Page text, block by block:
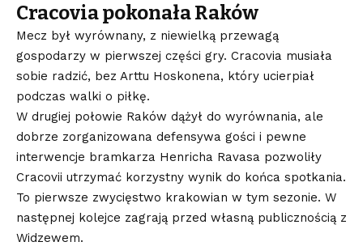
Cracovia pokonała Raków
Mecz był wyrównany, z niewielką przewagą
gospodarzy w pierwszej części gry. Cracovia musiała
sobie radzić, bez Arttu Hoskonena, który ucierpiał
podczas walki o piłkę.
W drugiej połowie Raków dążył do wyrównania, ale
dobrze zorganizowana defensywa gości i pewne
interwencje bramkarza Henricha Ravasa pozwoliły
Cracovii utrzymać korzystny wynik do końca spotkania.
To pierwsze zwycięstwo krakowian w tym sezonie. W
następnej kolejce zagrają przed własną publicznością z
Widzewem.